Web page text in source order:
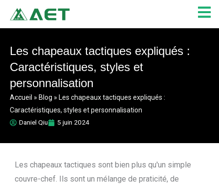
contenu
Les chapeaux tactiques expliqués :
Caractéristiques, styles et
personnalisation
Accueil » Blog » Les chapeaux tactiques expliqués :
Caractéristiques, styles et personnalisation
Daniel Qiu
5 juin 2024
Les chapeaux tactiques sont bien plus qu'un simple
couvre-chef. Ils sont un mélange de praticité, de